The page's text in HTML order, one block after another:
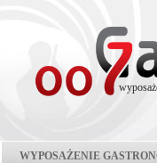
WYPOSAŻENIE